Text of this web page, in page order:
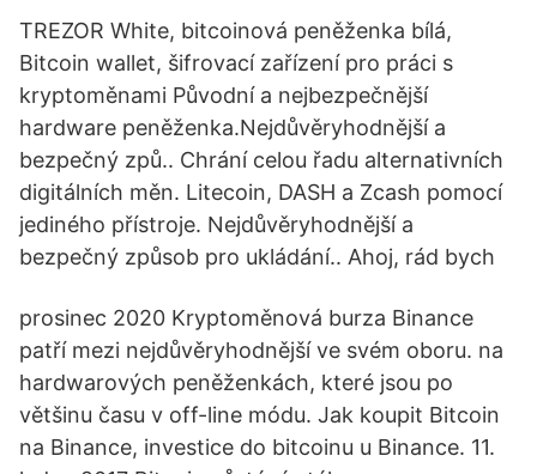
TREZOR White, bitcoinová peněženka bílá,
Bitcoin wallet, šifrovací zařízení pro práci s
kryptoměnami Původní a nejbezpečnější
hardware peněženka.Nejdůvěryhodnější a
bezpečný způ.. Chrání celou řadu alternativních
digitálních měn. Litecoin, DASH a Zcash pomocí
jediného přístroje. Nejdůvěryhodnější a
bezpečný způsob pro ukládání.. Ahoj, rád bych
prosinec 2020 Kryptoměnová burza Binance
patří mezi nejdůvěryhodnější ve svém oboru. na
hardwarových peněženkách, které jsou po
většinu času v off-line módu. Jak koupit Bitcoin
na Binance, investice do bitcoinu u Binance. 11.